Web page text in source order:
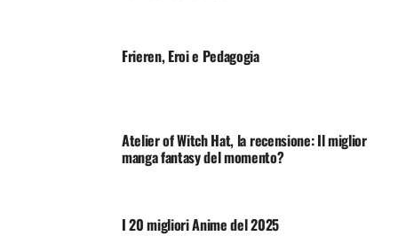
Frieren, Eroi e Pedagogia
Atelier of Witch Hat, la recensione: Il miglior
manga fantasy del momento?
I 20 migliori Anime del 2025